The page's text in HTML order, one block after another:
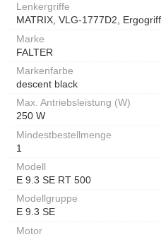
Lenkergriffe
MATRIX, VLG-1777D2,
Marke
FALTER
Markenfarbe
descent black
Max. Antriebsleistung (W)
250 W
Mindestbestellmenge
1
Modell
E 9.3 SE RT 500
Modellgruppe
E 9.3 SE
Motor